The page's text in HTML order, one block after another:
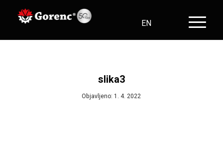
EN
slika3
Objavljeno: 1. 4. 2022